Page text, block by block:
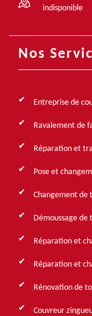
indisponible
Nos
Entreprise de
Ravalement de
Réparation et
Pose et
Changement
Démoussage de
Réparation et
Réparation et
Rénovation de
Couvreur